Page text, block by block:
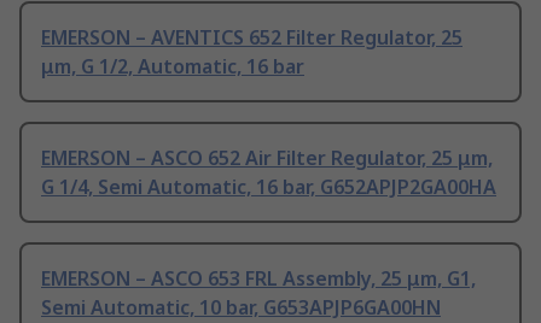
EMERSON – AVENTICS 652 Filter Regulator, 25
μm, G 1/2, Automatic, 16 bar
EMERSON – ASCO 652 Air Filter Regulator, 25 μm,
G 1/4, Semi Automatic, 16 bar, G652APJP2GA00HA
EMERSON – ASCO 653 FRL Assembly, 25 μm, G1,
Semi Automatic, 10 bar, G653APJP6GA00HN